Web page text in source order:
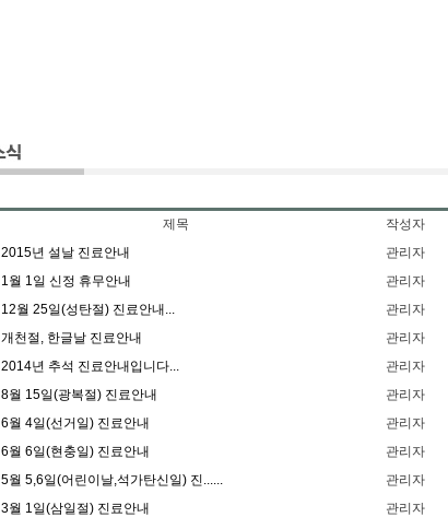
제목 작성자
2015년 설날 진료안내 관리자
1월 1일 신정 휴무안내 관리자
12월 25일(성탄절) 진료안내... 관리자
개천절, 한글날 진료안내 관리자
2014년 추석 진료안내입니다... 관리자
8월 15일(광복절) 진료안내 관리자
6월 4일(선거일) 진료안내 관리자
6월 6일(현충일) 진료안내 관리자
5월 5,6일(어린이날,석가탄신일) 진...... 관리자
3월 1일(삼일절) 진료안내 관리자